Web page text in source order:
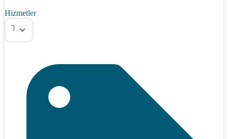
Hizmetler
Tümü